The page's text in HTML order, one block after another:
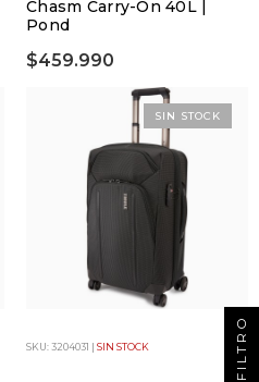
Chasm Carry-On 40L |
Pond
$459.990
SKU: 3204031 | SIN STOCK
SIN STOCK
FILTRO